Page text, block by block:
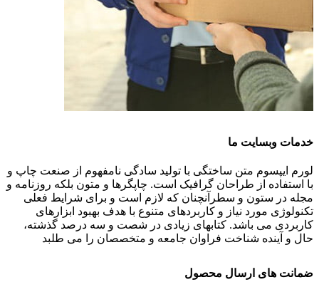
خدمات وبسایت ما
لورم ایپسوم متن ساختگی با تولید سادگی نامفهوم از صنعت چاپ و
با استفاده از طراحان گرافیک است. چاپگرها و متون بلکه روزنامه و
مجله در ستون و سطرآنچنان که لازم است و برای شرایط فعلی
تکنولوژی مورد نیاز و کاربردهای متنوع با هدف بهبود ابزارهای
کاربردی می باشد. کتابهای زیادی در شصت و سه درصد گذشته،
حال و آینده شناخت فراوان جامعه و متخصصان را می طلبد
ضمانت های ارسال محصول